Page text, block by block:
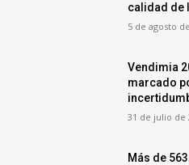
calidad de
5 de agosto
Vendimia
marcado
31 de julio de
Más de